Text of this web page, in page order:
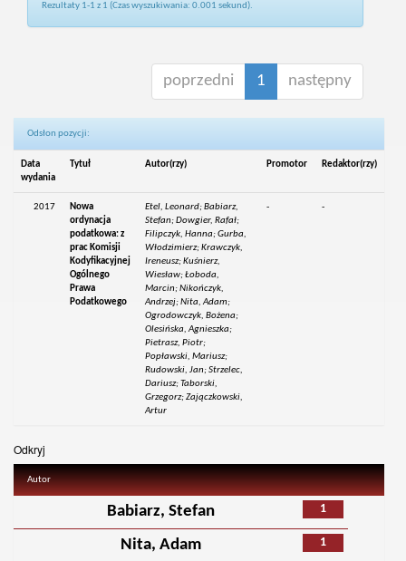
Rezultaty 1-1 z 1 (Czas wyszukiwania: 0.001 sekund).
poprzedni 1 następny
Odsłon pozycji:
Data
wydania
Tytuł Autor(rzy) Promotor Redaktor(rzy)
2017
Nowa
ordynacja
podatkowa: z
prac Komisji
Kodyfikacyjnej
Ogólnego
Prawa
Podatkowego
Etel, Leonard; Babiarz,
Stefan; Dowgier, Rafał;
Filipczyk, Hanna; Gurba,
Włodzimierz; Krawczyk,
Ireneusz; Kuśnierz,
Wiesław; Łoboda,
Marcin; Nikończyk,
Andrzej; Nita, Adam;
Ogrodowczyk, Bożena;
Olesińska, Agnieszka;
Pietrasz, Piotr;
Popławski, Mariusz;
Rudowski, Jan; Strzelec,
Dariusz; Taborski,
Grzegorz; Zajączkowski,
Artur
- -
Odkryj
Autor
1
Babiarz, Stefan
1
Nita, Adam